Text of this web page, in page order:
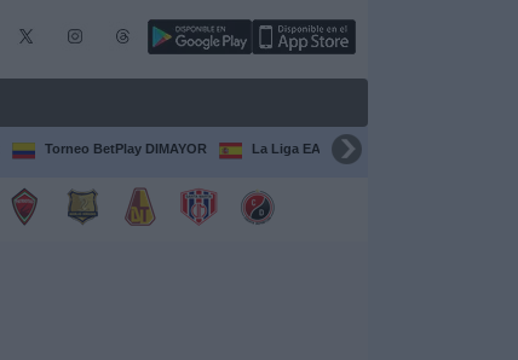
Torneo BetPlay DIMAYOR La Liga EA Sports